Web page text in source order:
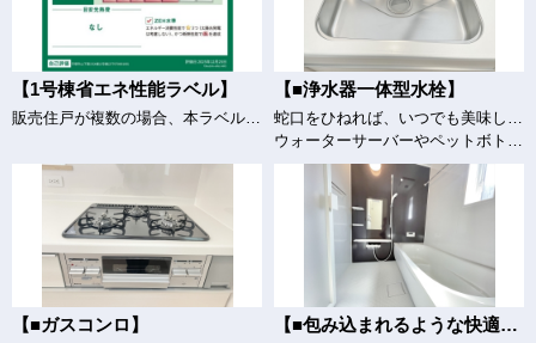
【1号棟省エネ性能ラベル】
販売住戸が複数の場合、本ラベルは特定の住戸の性能を示すものであり、全ての住戸の性能を示すものではありません。
【■浄水器一体型水栓】
蛇口をひねれば、いつでも美味しい水が飲めるのは大きなメリットです。
ウォーターサーバーやペットボトルをその都度入れるのは大変ですが、シンク内の蛇口から浄水出れば楽に炊事ができますね。(サンプル写真）
【■ガスコンロ】 【■包み込まれるような快適さと節水を実現 ”スマートラインバス”】